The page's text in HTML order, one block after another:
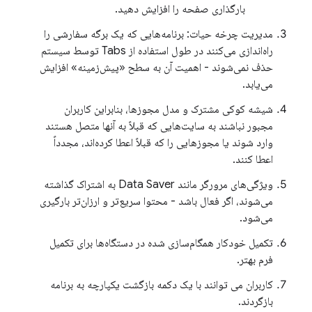
بارگذاری صفحه را افزایش دهید.
مدیریت چرخه حیات: برنامه‌هایی که یک برگه سفارشی را
راه‌اندازی می‌کنند در طول استفاده از Tabs توسط سیستم
حذف نمی‌شوند - اهمیت آن به سطح «پیش‌زمینه» افزایش
می‌یابد.
شیشه کوکی مشترک و مدل مجوزها، بنابراین کاربران
مجبور نباشند به سایت‌هایی که قبلاً به آنها متصل هستند
وارد شوند یا مجوزهایی را که قبلاً اعطا کرده‌اند، مجدداً
اعطا کنند.
ویژگی‌های مرورگر مانند Data Saver به اشتراک گذاشته
می‌شوند، اگر فعال باشد - محتوا سریع‌تر و ارزان‌تر بارگیری
می‌شود.
تکمیل خودکار همگام‌سازی شده در دستگاه‌ها برای تکمیل
فرم بهتر.
کاربران می توانند با یک دکمه بازگشت یکپارچه به برنامه
بازگردند.